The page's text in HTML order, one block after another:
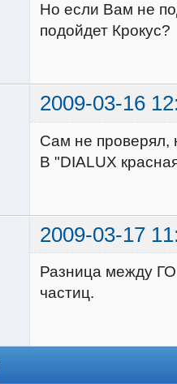
Но если Вам не
подойдет Крокус?
2009-03-16
Сам не проверял,
В "DIALUX
2009-03-17
Разница между
частиц.